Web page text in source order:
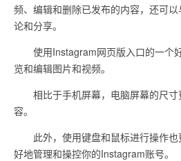
频、编辑和删除已发布的内容，还可
论和分享。
使用Instagram网页版入口的一个
览和编辑图片和视频。
相比于手机屏幕，电脑屏幕的尺寸
容。
此外，使用键盘和鼠标进行操作也
好地管理和操控你的Instagram账号。